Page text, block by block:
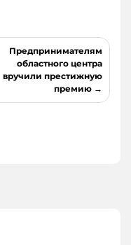
Предпринимателям
областного центра
вручили престижную
премию